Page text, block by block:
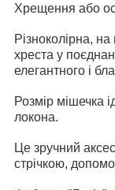
Хрещення або
Різноколірна,
хреста у
елегантного і
Розмір мішечка
локона.
Це зручний
стрічкою,